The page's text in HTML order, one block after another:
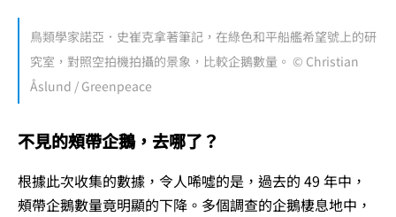
鳥類學家諾亞．史崔克拿著筆記，在綠色和平船艦希望號上的研
究室，對照空拍機拍攝的景象，比較企鵝數量。 © Christian
Åslund / Greenpeace
不見的頰帶企鵝，去哪了？
根據此次收集的數據，令人唏噓的是，過去的 49 年中，
頰帶企鵝數量竟明顯的下降。多個調查的企鵝棲息地中，